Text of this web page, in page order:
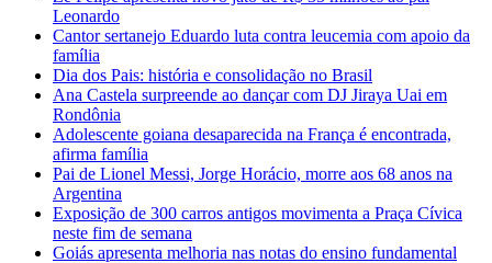
Leonardo
Cantor sertanejo Eduardo luta contra leucemia com apoio da
família
Dia dos Pais: história e consolidação no Brasil
Ana Castela surpreende ao dançar com DJ Jiraya Uai em
Rondônia
Adolescente goiana desaparecida na França é encontrada,
afirma família
Pai de Lionel Messi, Jorge Horácio, morre aos 68 anos na
Argentina
Exposição de 300 carros antigos movimenta a Praça Cívica
neste fim de semana
Goiás apresenta melhoria nas notas do ensino fundamental